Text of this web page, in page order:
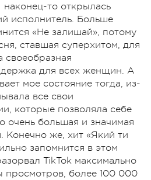
то открылась
исполнитель. Больше
«Не залишай», потому
ставшая суперхитом, для
своеобразная
для всех женщин. А
мое состояние тогда, из-
все свои
которые позволяла себе
очень большая и значимая
Конечно же, хит «Який ти
запомнится в этом
TikTok максимально
просмотров, более 100 000